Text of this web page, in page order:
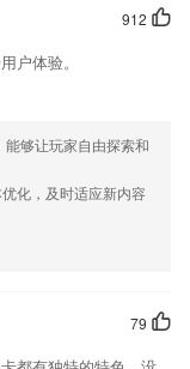
软件，您可以到应用
们更好的对产品进行优
912
户体验。
能够让玩家自由探索和
化，及时适应新内容
79